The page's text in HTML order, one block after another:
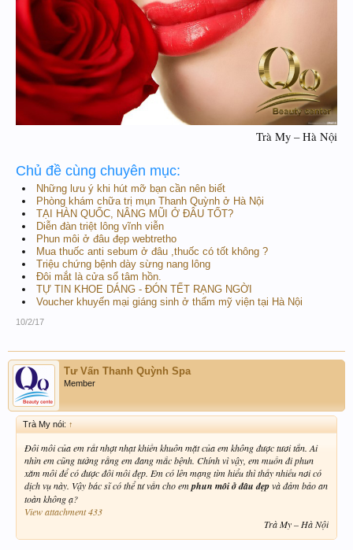
Trà My – Hà Nội​
Chủ đề cùng chuyên mục:
Những lưu ý khi hút mỡ bạn cần nên biết
Phòng khám chữa trị mụn Thanh Quỳnh ở Hà Nội
TẠI HÀN QUỐC, NÂNG MŨI Ở ĐÂU TỐT?
Diễn đàn triệt lông vĩnh viễn
Phun môi ở đâu đẹp webtretho
Mua thuốc anti sebum ở đâu ,thuốc có tốt không ?
Triệu chứng bệnh dày sừng nang lông
Đôi mắt là cửa sổ tâm hồn.
TỰ TIN KHOE DÁNG - ĐÓN TẾT RẠNG NGỜI
Voucher khuyến mại giáng sinh ở thẩm mỹ viện tại Hà Nội
10/2/17
Tư Vấn Thanh Quỳnh Spa
Member
Trà My nói: ↑
Đôi môi của em rất nhợt nhạt khiến khuôn mặt của em không được tươi tắn. Ai
nhìn em cũng tưởng rằng em đang mắc bệnh. Chính vì vậy, em muốn đi phun
xăm môi để có được đôi môi đẹp. Em có lên mạng tìm hiểu thì thấy nhiều nơi có
dịch vụ này. Vậy bác sĩ có thể tư vấn cho emphun môi ở đâu đẹpvà đảm bảo an
toàn không ạ?
View attachment 433
Trà My – Hà Nội​